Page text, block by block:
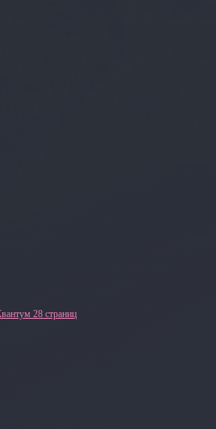
28 страниц